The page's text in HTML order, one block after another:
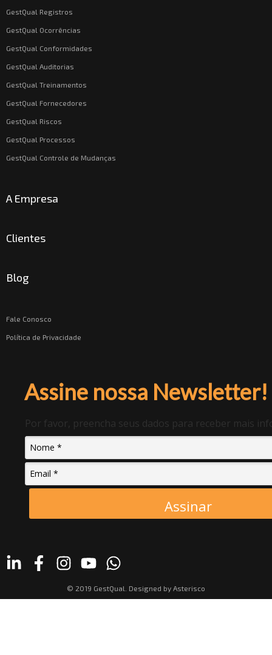
GestQual Registros
GestQual Ocorrências
GestQual Conformidades
GestQual Auditorias
GestQual Treinamentos
GestQual Fornecedores
GestQual Riscos
GestQual Processos
GestQual Controle de Mudanças
A Empresa
Clientes
Blog
Fale Conosco
Política de Privacidade
Assine nossa Newsletter!
Por favor, preencha seus dados para receber mais
Assinar
© 2019 GestQual. Designed by Asterisco